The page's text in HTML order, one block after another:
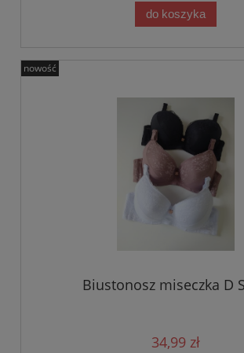
do koszyka
Biustonosz miseczka D
34,99 zł
nowość